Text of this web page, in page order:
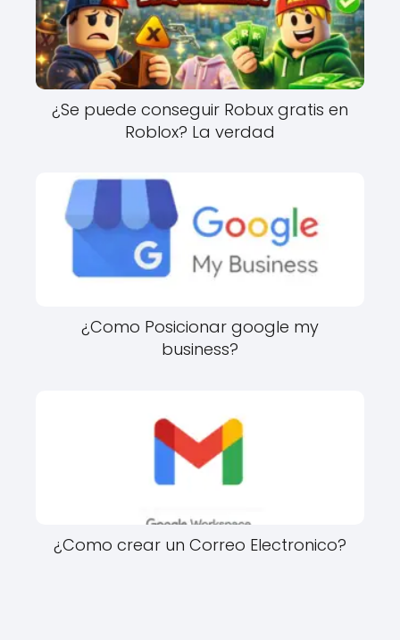
¿Se puede conseguir Robux gratis en
Roblox? La verdad
¿Como Posicionar google my
business?
¿Como crear un Correo Electronico?